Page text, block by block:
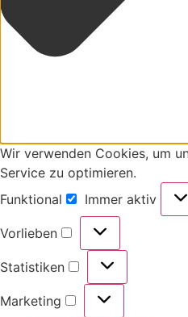
Wir verwenden Cookies, um
Service zu optimieren.
Funktional
Immer aktiv
Vorlieben
Statistiken
Marketing